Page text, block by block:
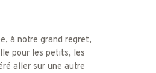
à notre grand regret,
pour les petits, les
aller sur une autre